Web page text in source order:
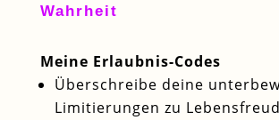
Wahrheit
Meine Erlaubnis-Codes
Überschreibe deine
Limitierungen zu